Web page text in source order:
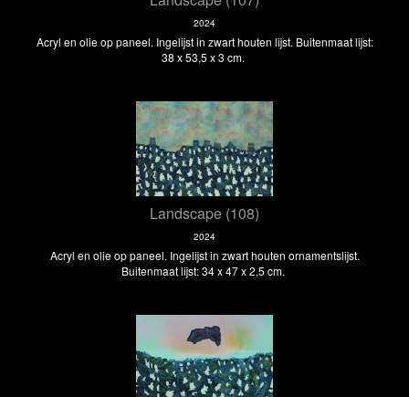
2024
Acryl en olie op paneel. Ingelijst in zwart houten lijst. Buitenmaat lijst:
38 x 53,5 x 3 cm.
Landscape (108)
2024
Acryl en olie op paneel. Ingelijst in zwart houten ornamentslijst.
Buitenmaat lijst: 34 x 47 x 2,5 cm.